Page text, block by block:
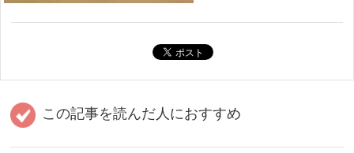
この記事を読んだ人におすすめ